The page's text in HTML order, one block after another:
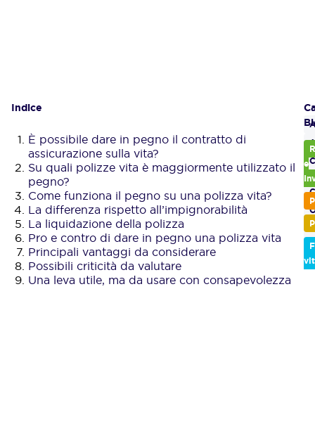
Indice
È possibile dare in pegno il contratto di
assicurazione sulla vita?
Su quali polizze vita è maggiormente utilizzato il
pegno?
Come funziona il pegno su una polizza vita?
La differenza rispetto all’impignorabilità
La liquidazione della polizza
Pro e contro di dare in pegno una polizza vita
Principali vantaggi da considerare
Possibili criticità da valutare
Una leva utile, ma da usare con consapevolezza
e